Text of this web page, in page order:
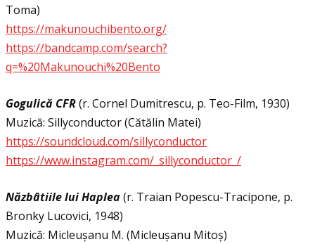
Toma)
https://makunouchibento.org/
https://bandcamp.com/search?
q=%20Makunouchi%20Bento
Gogulică CFR(r. Cornel Dumitrescu, p. Teo-Film, 1930)
Muzică: Sillyconductor (Cătălin Matei)
https://soundcloud.com/sillyconductor
https://www.instagram.com/_sillyconductor_/
Năzbâtiile lui Haplea(r. Traian Popescu-Tracipone, p.
Bronky Lucovici, 1948)
Muzică: Micleușanu M. (Micleușanu Mitoș)